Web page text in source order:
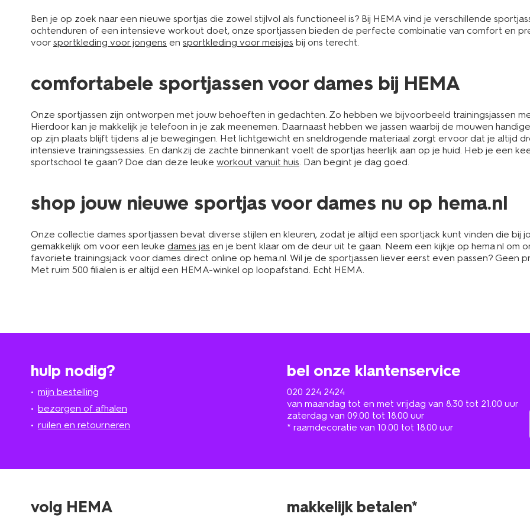
Ben je op zoek naar een nieuwe sportjas die zowel stijlvol als functioneel is? Bij HEMA vind je verschillende
ochtenduren of een intensieve workout doet, onze sportjassen bieden de perfecte combinatie van comfort en
voor sportkleding voor jongens en sportkleding voor meisjes bij ons terecht.
comfortabele sportjassen voor dames bij HEMA
Onze sportjassen zijn ontworpen met jouw behoeften in gedachten. Zo hebben we bijvoorbeeld trainingsjassen
Hierdoor kan je makkelijk je telefoon in je zak meenemen. Daarnaast hebben we jassen waarbij de mouwen
op zijn plaats blijft tijdens al je bewegingen. Het lichtgewicht en sneldrogende materiaal zorgt ervoor dat je altijd
intensieve trainingssessies. En dankzij de zachte binnenkant voelt de sportjas heerlijk aan op je huid. Heb je een
sportschool te gaan? Doe dan deze leuke workout vanuit huis. Dan begint je dag goed.
shop jouw nieuwe sportjas voor dames nu op hema.nl
Onze collectie dames sportjassen bevat diverse stijlen en kleuren, zodat je altijd een sportjack kunt vinden die bij
gemakkelijk om voor een leuke dames jas en je bent klaar om de deur uit te gaan. Neem een kijkje op hema.nl om
favoriete trainingsjack voor dames direct online op hema.nl. Wil je de sportjassen liever eerst even passen? Geen
Met ruim 500 filialen is er altijd een HEMA-winkel op loopafstand. Echt HEMA.
hulp nodig?
mijn bestelling
bezorgen of afhalen
ruilen en retourneren
bel onze klantenservice
020 224 2424
van maandag tot en met vrijdag van 8.30 tot 21.00 uur
zaterdag van 09.00 tot 18.00 uur
* raamdecoratie van 10.00 tot 18.00 uur
volg HEMA makkelijk betalen*